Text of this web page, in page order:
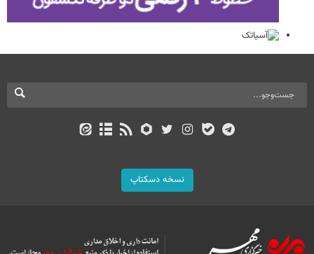
نسخه دسکتاپ